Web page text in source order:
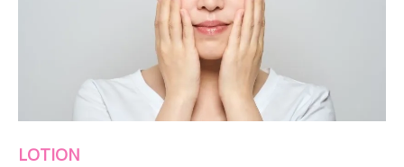
LOTION